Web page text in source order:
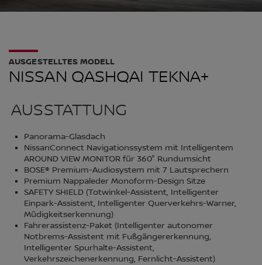
NISSAN QASHQAI TEKNA+
AUSGESTELLTES MODELL
AUSSTATTUNG
Panorama-Glasdach
NissanConnect Navigationssystem mit Intelligentem
AROUND VIEW MONITOR für 360° Rundumsicht
BOSE® Premium-Audiosystem mit 7 Lautsprechern
Premium Nappaleder Monoform-Design Sitze
SAFETY SHIELD (Totwinkel-Assistent, Intelligenter
Einpark-Assistent, Intelligenter Querverkehrs-Warner,
Müdigkeitserkennung)
Fahrerassistenz-Paket (Intelligenter autonomer
Notbrems-Assistent mit Fußgängererkennung,
Intelligenter Spurhalte-Assistent,
Verkehrszeichenerkennung, Fernlicht-Assistent)